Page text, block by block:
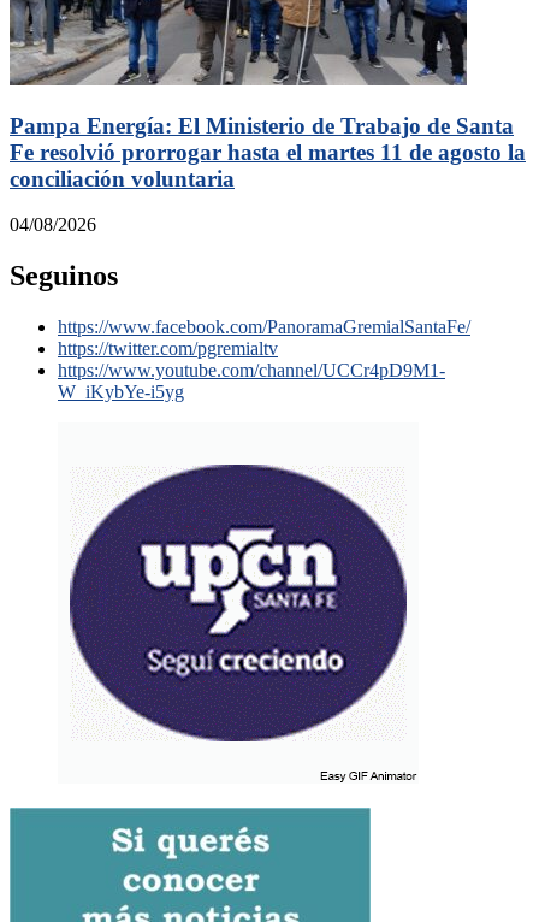
Pampa Energía: El Ministerio de Trabajo de Santa
Fe resolvió prorrogar hasta el martes 11 de agosto la
conciliación voluntaria
04/08/2026
Seguinos
https://www.facebook.com/PanoramaGremialSantaFe/
https://twitter.com/pgremialtv
https://www.youtube.com/channel/UCCr4pD9M1-
W_iKybYe-i5yg